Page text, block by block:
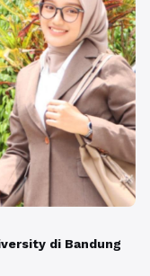
di Bandung